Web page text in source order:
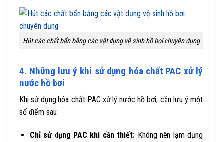
Hút các chất bẩn bằng các vật dụng vệ sinh hồ bơi chuyên dụng
4. Những lưu ý khi sử dụng hóa chất PAC xử lý
nước hồ bơi
Khi sử dụng hóa chất PAC xử lý nước hồ bơi, cần lưu ý một
số điểm sau:
Chỉ sử dụng PAC khi cần thiết: Không nên lạm dụng